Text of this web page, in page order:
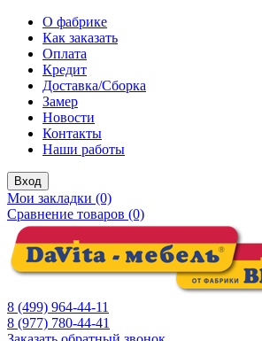
О фабрике
Как заказать
Оплата
Кредит
Доставка/Сборка
Замер
Новости
Контакты
Наши работы
Вход
Мои закладки (0)
Сравнение товаров (0)
8 (499) 964-44-11
8 (977) 780-44-41